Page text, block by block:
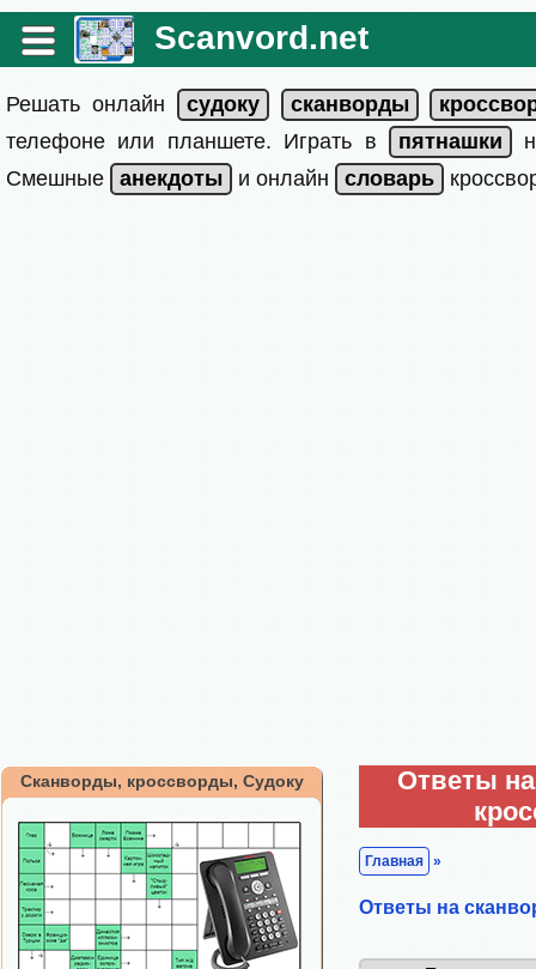
Scanvord.net
Решать онлайн
телефоне или планшете. Играть в
Смешные
и онлайн
Сканворды, кроссворды, Судоку
Ответы
Главная »
Ответы на